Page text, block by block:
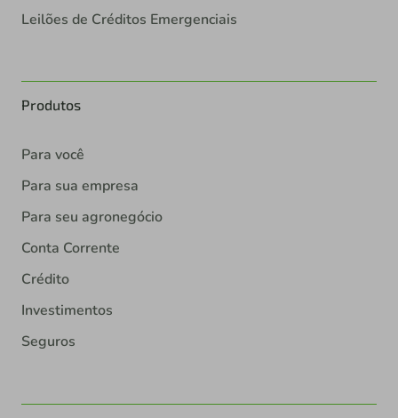
Leilões de Créditos Emergenciais
Produtos
Para você
Para sua empresa
Para seu agronegócio
Conta Corrente
Crédito
Investimentos
Seguros